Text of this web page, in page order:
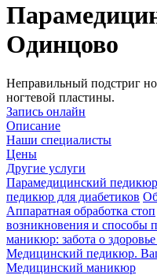
Одинцово
Неправильный подстриг
ногтевой пластины.
Запись онлайн
Описание
Наши специалисты
Цены
Другие услуги
Парамедицинский
педикюр для диабетиков
Аппаратная обработка стоп
возникновения и способы
маникюр: забота о
Медицинский педикюр.
Медицинский маникюр